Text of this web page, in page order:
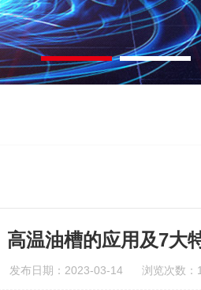
高温油槽的应用及7大
发布日期：2023-03-14 浏览次数：